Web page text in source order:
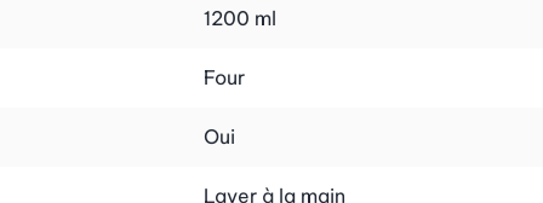
1200 ml
Four
Oui
Laver à la main